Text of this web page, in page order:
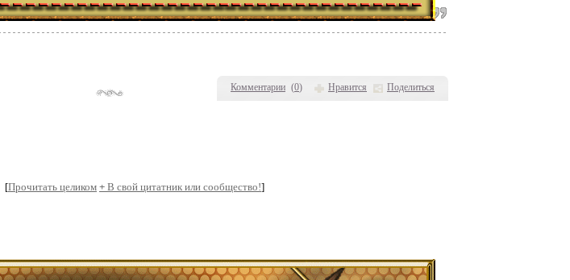
Комментарии (0) Нравится Поделиться
[Прочитать целиком + В свой цитатник или сообщество!]